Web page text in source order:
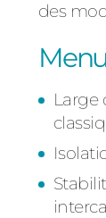
des
Large